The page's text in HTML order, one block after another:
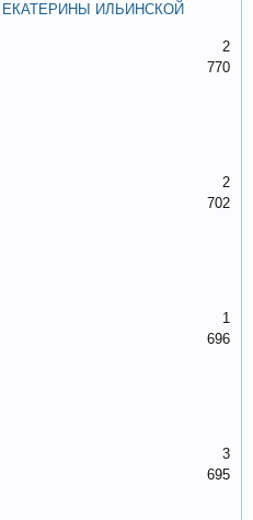
ИЛЬИНСКОЙ
2
770
2
702
1
696
3
695